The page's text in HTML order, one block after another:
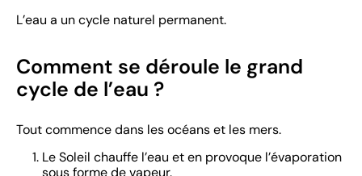
L’eau a un cycle naturel permanent.
Comment se déroule le grand
cycle de l’eau ?
Tout commence dans les océans et les mers.
Le Soleil chauffe l’eau et en provoque l’évaporation